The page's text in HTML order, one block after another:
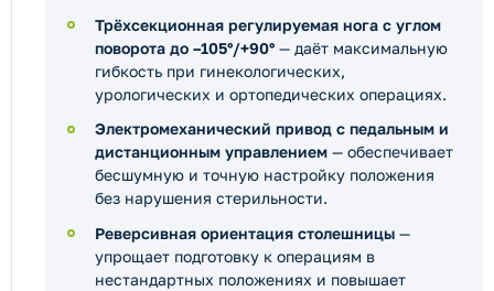
Трёхсекционная регулируемая нога с углом
поворота до –105°/+90° — даёт максимальную
гибкость при гинекологических,
урологических и ортопедических операциях.
Электромеханический привод с педальным и
дистанционным управлением — обеспечивает
бесшумную и точную настройку положения
без нарушения стерильности.
Реверсивная ориентация столешницы —
упрощает подготовку к операциям в
нестандартных положениях и повышает